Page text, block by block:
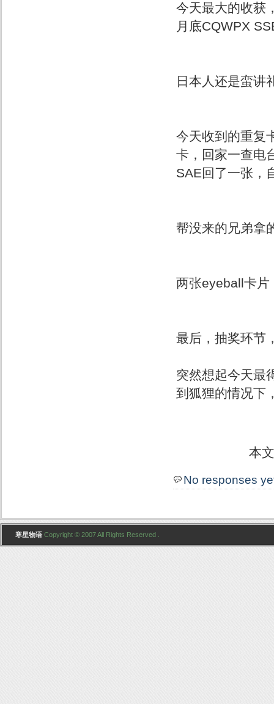
今天最大的收获
月底CQWPX
日本人还是蛮讲
今天收到的重复
卡，回家一查电
SAE回了一张，
帮没来的兄弟拿
两张eyeball卡片
最后，抽奖环
突然想起今天最
到狐狸的情况下
本
No responses
寒星物语 Copyright © 2007 All Rights Reserved .